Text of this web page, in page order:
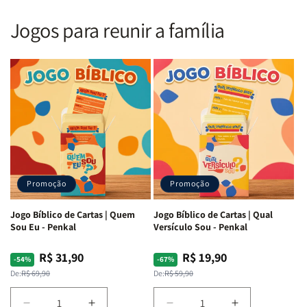
Almeida
Letra
Média
Full
Color
Brochura
Rei
Leão
Almeida
Letra
Média
&amp;
Full
Color
|
Brochura
|
Rei
Leão
PPM
|
|
Full
Color
Capa
Dura
Harpa
|
-
Cruz
Laranja
|
Full
Color
|
Capa
Dura
Harpa
|
-
Cruz
Laranja
Jogos para reunir a família
Promoção
Jogo Bíblico de Cartas | Quem
Sou Eu - Penkal
-54%
Preço
normal
De:R$ 69,90
Preço
promocional
R$ 31,90
Promoção
Jogo Bíblico de Cartas | Qual
Versículo Sou - Penkal
-67%
Preço
normal
De:R$ 59,90
Preço
promocional
R$ 19,90